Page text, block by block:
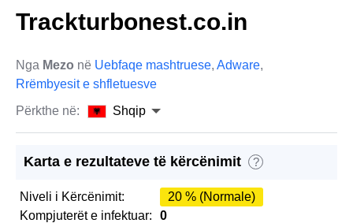
Trackturbonest.co.in
Nga Mezo në Uebfaqe mashtruese, Adware,
Rrëmbyesit e shfletuesve
Përkthe në:
Shqip
Karta e rezultateve të kërcënimit ?
Niveli i Kërcënimit:
20 % (Normale)
Kompjuterët e infektuar:
0